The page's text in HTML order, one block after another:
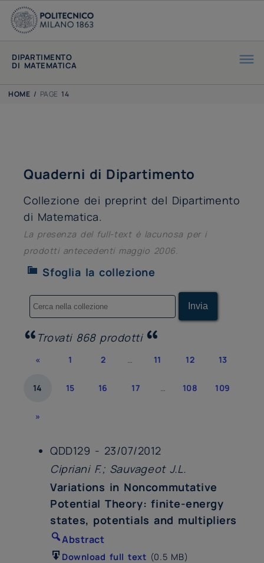
DIPARTIMENTO
DI MATEMATICA
HOME / PAGE 14
Quaderni di Dipartimento
Collezione dei preprint del Dipartimento
di Matematica.
La presenza del full-text è lacunosa per i
prodotti antecedenti maggio 2006.
Sfoglia la collezione
Trovati 868 prodotti
« 1 2 11 12 13
14 15 16 17 108 109
»
QDD129 - 23/07/2012
Cipriani F.; Sauvageot J.L.
Variations in Noncommutative
Potential Theory: finite-energy
states, potentials and multipliers
Abstract
Download full text (0.5 MB)